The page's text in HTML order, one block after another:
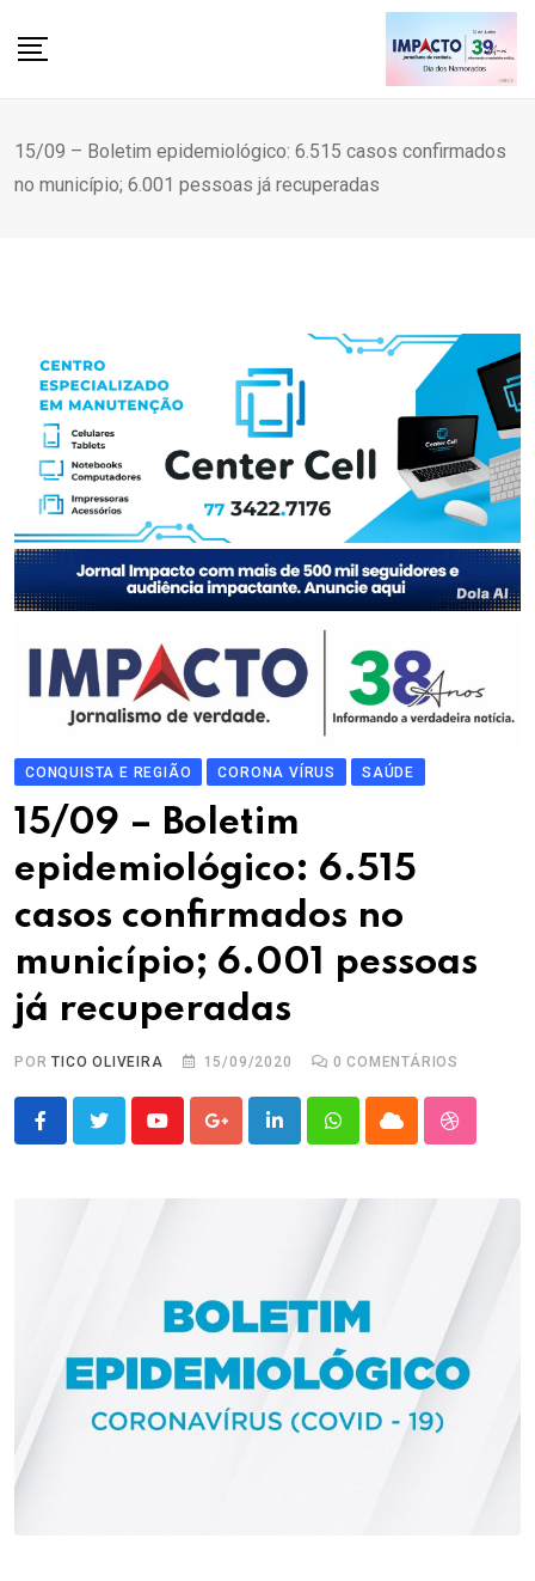
15/09 – Boletim epidemiológico: 6.515 casos confirmados
no município; 6.001 pessoas já recuperadas
CONQUISTA E REGIÃO CORONA VÍRUS SAÚDE
15/09 – Boletim
epidemiológico: 6.515
casos confirmados no
município; 6.001 pessoas
já recuperadas
PORTICO OLIVEIRA 15/09/2020 0 COMENTÁRIOS
YoutubeGoogle+LinkedInWhatsappCloud